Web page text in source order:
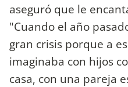
aseguró que le
"Cuando el año
gran crisis porque a
imaginaba con hijos
casa, con una pareja